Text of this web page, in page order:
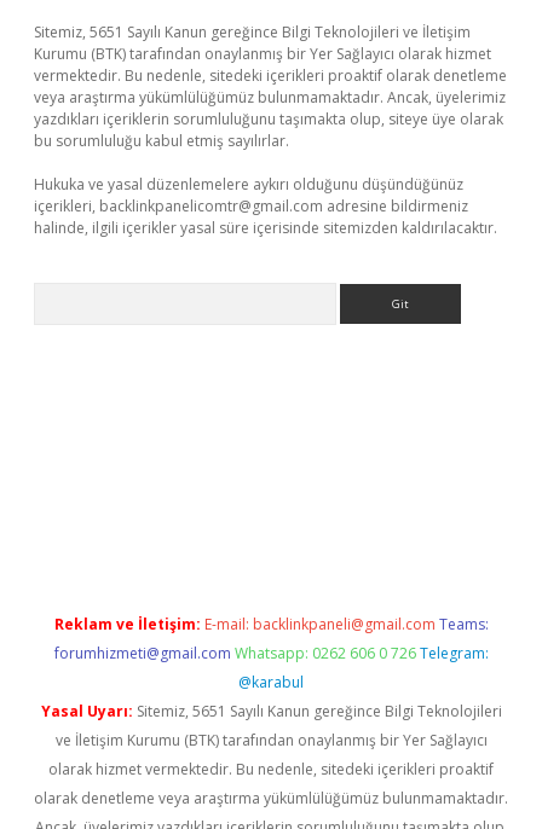
Sitemiz, 5651 Sayılı Kanun gereğince Bilgi Teknolojileri ve İletişim
Kurumu (BTK) tarafından onaylanmış bir Yer Sağlayıcı olarak hizmet
vermektedir. Bu nedenle, sitedeki içerikleri proaktif olarak denetleme
veya araştırma yükümlülüğümüz bulunmamaktadır. Ancak, üyelerimiz
yazdıkları içeriklerin sorumluluğunu taşımakta olup, siteye üye olarak
bu sorumluluğu kabul etmiş sayılırlar.
Hukuka ve yasal düzenlemelere aykırı olduğunu düşündüğünüz
içerikleri, backlinkpanelicomtr@gmail.com adresine bildirmeniz
halinde, ilgili içerikler yasal süre içerisinde sitemizden kaldırılacaktır.
Reklam ve İletişim: E-mail: backlinkpaneli@gmail.com Teams:
forumhizmeti@gmail.com Whatsapp: 0262 606 0 726 Telegram:
@karabul
Yasal Uyarı: Sitemiz, 5651 Sayılı Kanun gereğince Bilgi Teknolojileri
ve İletişim Kurumu (BTK) tarafından onaylanmış bir Yer Sağlayıcı
olarak hizmet vermektedir. Bu nedenle, sitedeki içerikleri proaktif
olarak denetleme veya araştırma yükümlülüğümüz bulunmamaktadır.